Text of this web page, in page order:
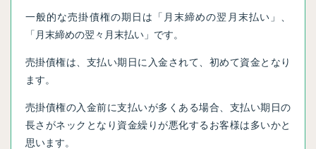
一般的な売掛債権の期日は「月末締めの翌月末払い」、
「月末締めの翌々月末払い」です。
売掛債権は、支払い期日に入金されて、初めて資金となり
ます。
売掛債権の入金前に支払いが多くある場合、支払い期日の
長さがネックとなり資金繰りが悪化するお客様は多いかと
思います。